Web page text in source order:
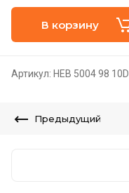
В корзину
Артикул: HEB 5004 98 10D
Предыдущий